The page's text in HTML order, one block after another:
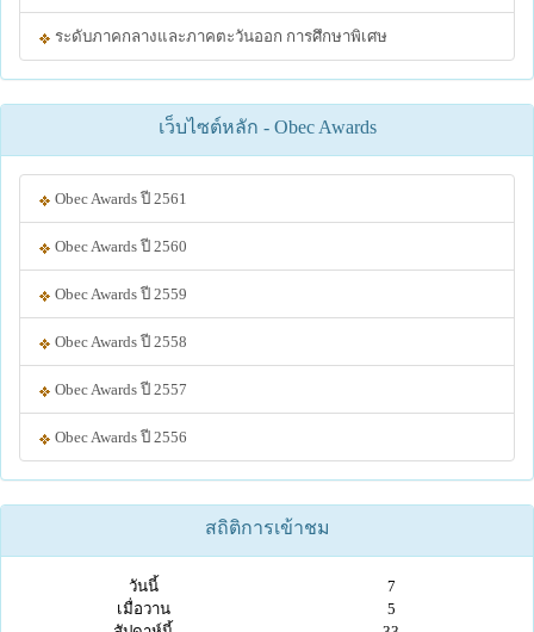
ระดับภาคกลางและภาคตะวันออก การศึกษาพิเศษ
เว็บไซต์หลัก - Obec Awards
Obec Awards ปี 2561
Obec Awards ปี 2560
Obec Awards ปี 2559
Obec Awards ปี 2558
Obec Awards ปี 2557
Obec Awards ปี 2556
สถิติการเข้าชม
วันนี้
7
เมื่อวาน
5